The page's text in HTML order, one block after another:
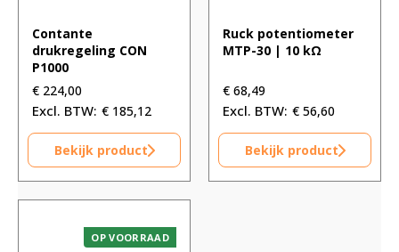
Contante
drukregeling CON
P1000
€ 224,00
€ 185,12
Bekijk product
Ruck potentiometer
MTP-30 | 10 kΩ
€ 68,49
€ 56,60
Bekijk product
OP VOORRAAD